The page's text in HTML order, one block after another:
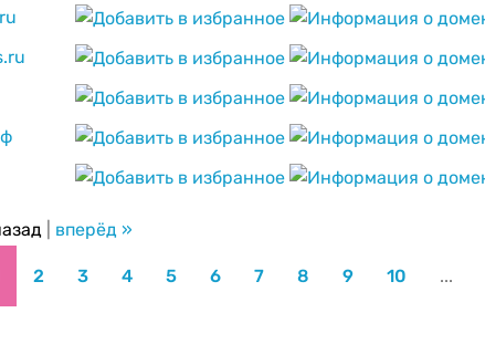
вперёд »
2 3 4 5 6 7 8 9 10 ...